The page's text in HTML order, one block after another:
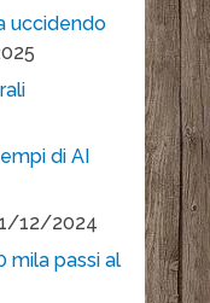
uccidendo
di AI
12/2024
mila passi al